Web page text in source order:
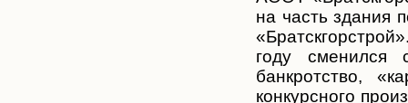
на часть здания
«Братскгорстро
году сменился
банкротство,
конкурсного